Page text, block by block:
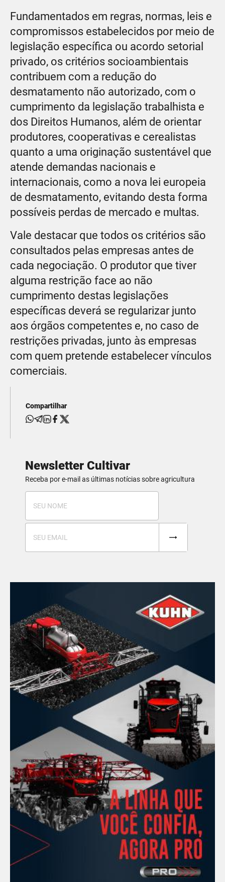
Fundamentados em regras, normas, leis e
compromissos estabelecidos por meio de
legislação específica ou acordo setorial
privado, os critérios socioambientais
contribuem com a redução do
desmatamento não autorizado, com o
cumprimento da legislação trabalhista e
dos Direitos Humanos, além de orientar
produtores, cooperativas e cerealistas
quanto a uma originação sustentável que
atende demandas nacionais e
internacionais, como a nova lei europeia
de desmatamento, evitando desta forma
possíveis perdas de mercado e multas.
Vale destacar que todos os critérios são
consultados pelas empresas antes de
cada negociação. O produtor que tiver
alguma restrição face ao não
cumprimento destas legislações
específicas deverá se regularizar junto
aos órgãos competentes e, no caso de
restrições privadas, junto às empresas
com quem pretende estabelecer vínculos
comerciais.
Compartilhar
Newsletter Cultivar
Receba por e-mail as últimas notícias sobre agricultura